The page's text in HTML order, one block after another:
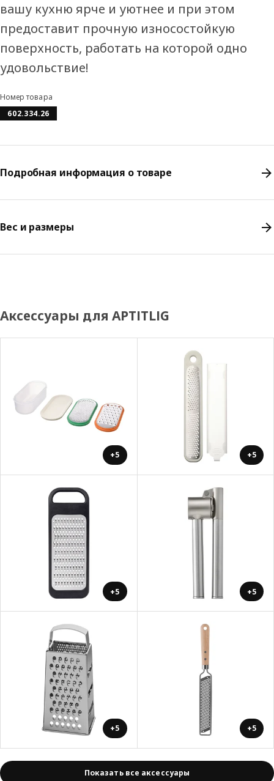
вашу кухню ярче и уютнее и при этом
предоставит прочную износостойкую
поверхность, работать на которой одно
удовольствие!
Номер товара
602.334.26
Подробная информация о товаре
Вес и размеры
Аксессуары для APTITLIG
+5 +5
+5 +5
+5 +5
Показать все аксессуары